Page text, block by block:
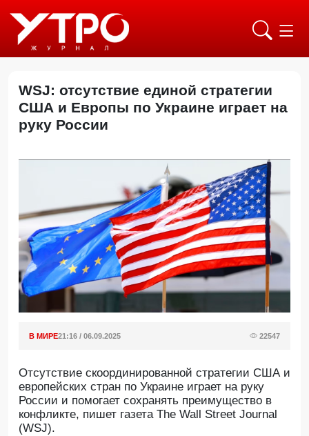
WSJ: отсутствие единой стратегии
США и Европы по Украине играет на
руку России
В МИРЕ21:16 / 06.09.2025 22547
Отсутствие скоординированной стратегии США и
европейских стран по Украине играет на руку
России и помогает сохранять преимущество в
конфликте, пишет газета The Wall Street Journal
(WSJ).